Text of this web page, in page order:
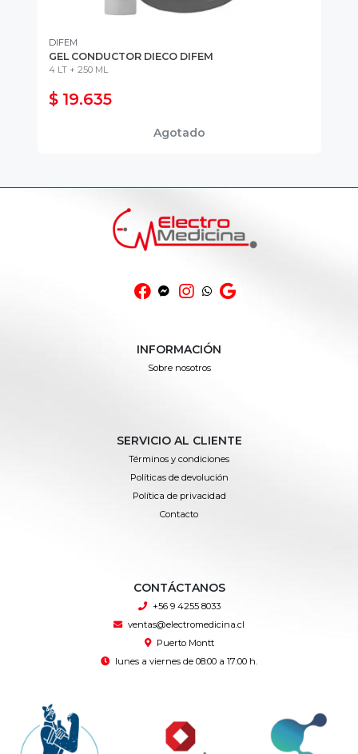
DIFEM
GEL CONDUCTOR DIECO DIFEM
4 LT + 250 ML
$ 19.635
Agotado
INFORMACIÓN
Sobre nosotros
SERVICIO AL CLIENTE
Términos y condiciones
Políticas de devolución
Política de privacidad
Contacto
CONTÁCTANOS
+56 9 4255 8033
ventas@electromedicina.cl
Puerto Montt
lunes a viernes de 08:00 a 17:00 h.